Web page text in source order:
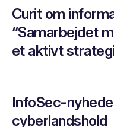
Curit om
“Samarbejdet
et aktivt
InfoSec-
cyberlandshold